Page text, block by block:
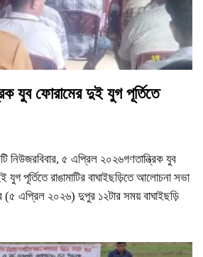
যুব ফোরামের দুই যুগ পূর্তিতে
নিউজরবিবার, ৫ এপ্রিল ২০২৬গণতান্ত্রিক যুব
পূর্তিতে রাঙামাটির বাঘাইছড়িতে আলোচনা সভা
(৫ এপ্রিল ২০২৬) দুপুর ১২টার সময় বাঘাইছড়ি